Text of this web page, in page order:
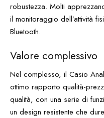
robustezza. Molti
il monitoraggio dell’attività
Bluetooth.
Valore complessivo
Nel complesso, il Casio
ottimo rapporto qualità-
qualità, con una serie di
un design resistente che